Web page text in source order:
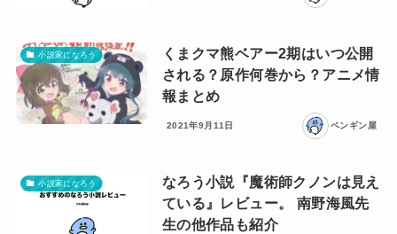
小説家になろう
くまクマ熊ベアー2期はいつ公開
される？原作何巻から？アニメ情
報まとめ
2021年9月11日 ペンギン屋
小説家になろう
なろう小説『魔術師クノンは見え
ている』レビュー。 南野海風先
生の他作品も紹介